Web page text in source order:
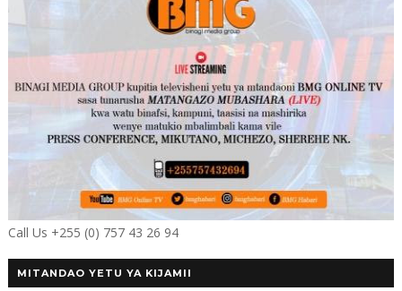
Call Us +255 (0) 757 43 26 94
MITANDAO YETU YA KIJAMII